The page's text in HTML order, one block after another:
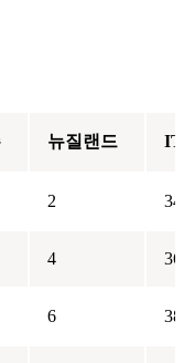
뉴질랜드 IT
2 34
4 36
6 38